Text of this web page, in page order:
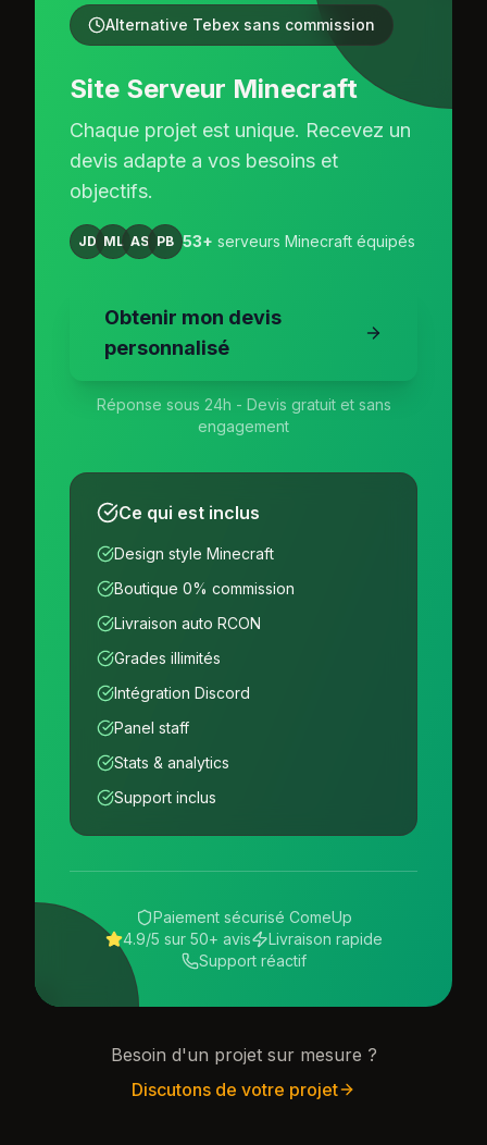
Alternative Tebex sans commission
Site Serveur Minecraft
Chaque projet est unique. Recevez un
devis adapte a vos besoins et
objectifs.
JD ML AS PB 53+ serveurs Minecraft équipés
Obtenir mon devis
personnalisé
Réponse sous 24h - Devis gratuit et sans
engagement
Ce qui est inclus
Design style Minecraft
Boutique 0% commission
Livraison auto RCON
Grades illimités
Intégration Discord
Panel staff
Stats & analytics
Support inclus
Paiement sécurisé ComeUp
4.9/5 sur 50+ avis
Livraison rapide
Support réactif
Besoin d'un projet sur mesure ?
Discutons de votre projet